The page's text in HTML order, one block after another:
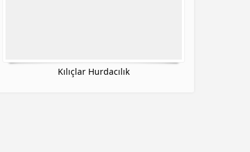
Kılıçlar Hurdacılık